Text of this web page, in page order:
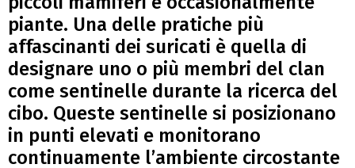
piante. Una delle pratiche più
affascinanti dei suricati è quella di
designare uno o più membri del clan
come sentinelle durante la ricerca del
cibo. Queste sentinelle si posizionano
in punti elevati e monitorano
continuamente l’ambiente circostante